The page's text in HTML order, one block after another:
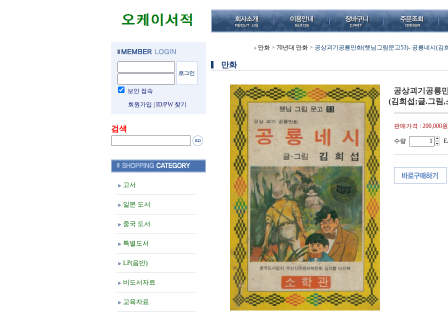
보안 접속
회원가입
ID/PW 찾기
검색
고서
일본 도서
중국 도서
특별도서
LP(음반)
비도서자료
교육자료
만화 > 70년대 만화 > 공상괴기공룡만화(햇님그림문고53)- 공룡네시(김
만화
공상괴기공룡
(김희섭;글.그림,
판매가격 : 200,000원
수량